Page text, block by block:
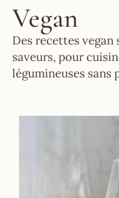
Vegan
Des recettes vegan
saveurs, pour
légumineuses sans